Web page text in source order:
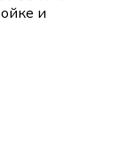
и